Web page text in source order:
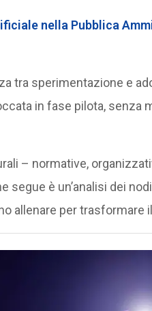
nella Pubblica
tra sperimentazione e
in fase pilota, senza
– normative,
segue è un’analisi dei
allenare per trasformare